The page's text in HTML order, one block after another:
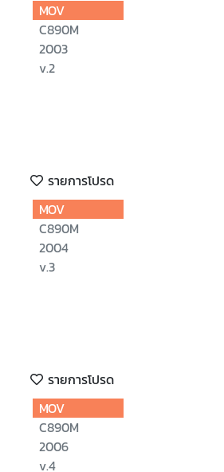
MOV
C890M
2003
v.2
รายการโปรด
MOV
C890M
2004
v.3
รายการโปรด
MOV
C890M
2006
v.4